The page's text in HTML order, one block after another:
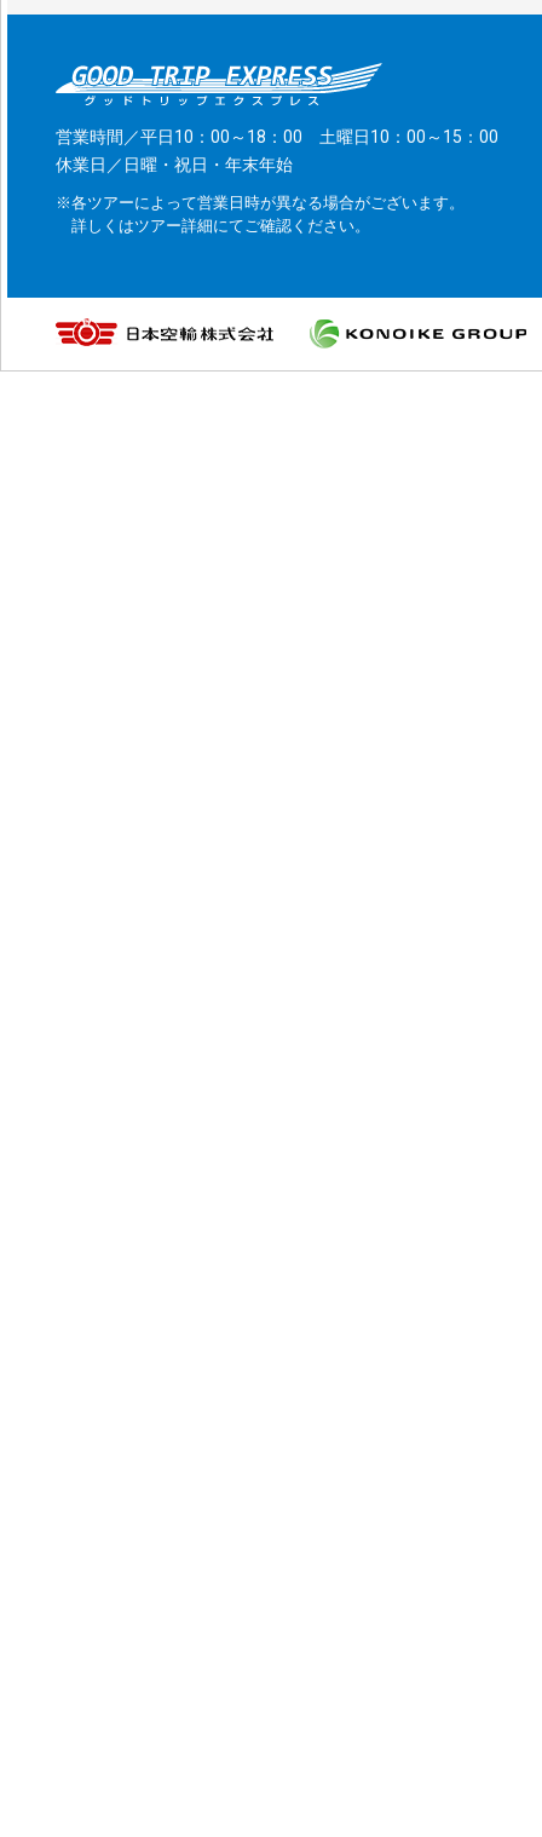
営業時間／平日10：00～18：00 土曜日10：00～15：00
休業日／日曜・祝日・年末年始
※各ツアーによって営業日時が異なる場合がございます。
詳しくはツアー詳細にてご確認ください。